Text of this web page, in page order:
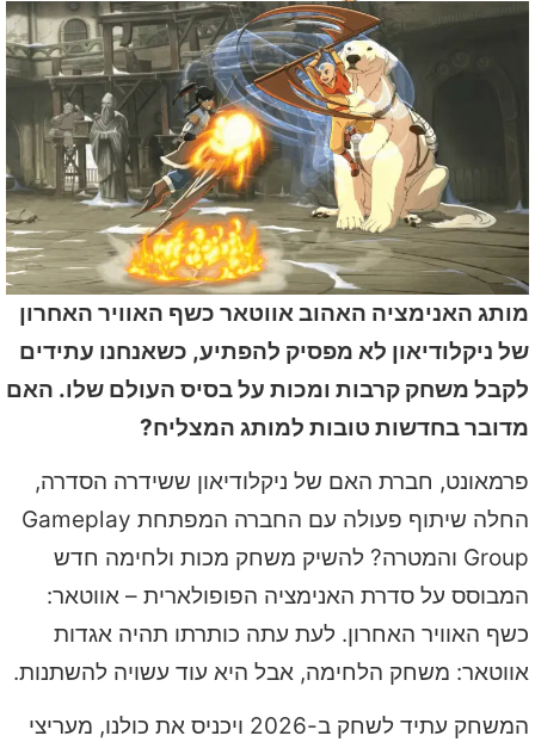
מותג האנימציה האהוב אווטאר כשף האוויר האחרון
של ניקלודיאון לא מפסיק להפתיע, כשאנחנו עתידים
לקבל משחק קרבות ומכות על בסיס העולם שלו. האם
מדובר בחדשות טובות למותג המצליח?
פרמאונט, חברת האם של ניקלודיאון ששידרה הסדרה,
החלה שיתוף פעולה עם החברה המפתחת Gameplay
Group והמטרה? להשיק משחק מכות ולחימה חדש
המבוסס על סדרת האנימציה הפופולארית – אווטאר:
כשף האוויר האחרון. לעת עתה כותרתו תהיה אגדות
אווטאר: משחק הלחימה, אבל היא עוד עשויה להשתנות.
המשחק עתיד לשחק ב-2026 ויכניס את כולנו, מעריצי